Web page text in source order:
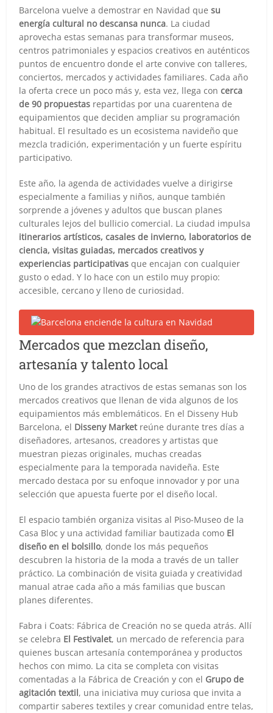
Barcelona vuelve a demostrar en Navidad quesu
energía cultural no descansa nunca. La ciudad
aprovecha estas semanas para transformar museos,
centros patrimoniales y espacios creativos en auténticos
puntos de encuentro donde el arte convive con talleres,
conciertos, mercados y actividades familiares. Cada año
la oferta crece un poco más y, esta vez, llega concerca
de 90 propuestas repartidas por una cuarentena de
equipamientos que deciden ampliar su programación
habitual. El resultado es un ecosistema navideño que
mezcla tradición, experimentación y un fuerte espíritu
participativo.
Este año, la agenda de actividades vuelve a dirigirse
especialmente a familias y niños, aunque también
sorprende a jóvenes y adultos que buscan planes
culturales lejos del bullicio comercial. La ciudad impulsa
itinerarios artísticos, casales de invierno, laboratorios de
ciencia, visitas guiadas, mercados creativos y
experiencias participativas que encajan con cualquier
gusto o edad. Y lo hace con un estilo muy propio:
accesible, cercano y lleno de curiosidad.
Mercados que mezclan diseño,
artesanía y talento local
Uno de los grandes atractivos de estas semanas son los
mercados creativos que llenan de vida algunos de los
equipamientos más emblemáticos. En el Disseny Hub
Barcelona, el Disseny Marketreúne durante tres días a
diseñadores, artesanos, creadores y artistas que
muestran piezas originales, muchas creadas
especialmente para la temporada navideña. Este
mercado destaca por su enfoque innovador y por una
selección que apuesta fuerte por el diseño local.
El espacio también organiza visitas al Piso-Museo de la
Casa Bloc y una actividad familiar bautizada como El
diseño en el bolsillo, donde los más pequeños
descubren la historia de la moda a través de un taller
práctico. La combinación de visita guiada y creatividad
manual atrae cada año a más familias que buscan
planes diferentes.
Fabra i Coats: Fábrica de Creación no se queda atrás. Allí
se celebra El Festivalet, un mercado de referencia para
quienes buscan artesanía contemporánea y productos
hechos con mimo. La cita se completa con visitas
comentadas a la Fábrica de Creación y con el Grupo de
agitación textil, una iniciativa muy curiosa que invita a
compartir saberes textiles y crear comunidad entre telas,